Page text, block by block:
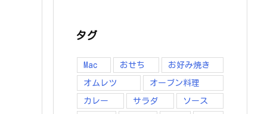
タグ
Mac おせち お好み焼き
オムレツ オーブン料理
カレー サラダ ソース